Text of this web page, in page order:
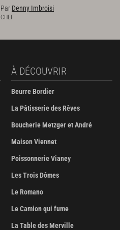
Par Denny Imbroisi
CHEF
À DÉCOUVRIR
Beurre Bordier
La Pâtisserie des Rêves
Boucherie Metzger et André
Maison Viennet
Poissonnerie Vianey
Les Trois Dômes
Le Romano
Le Camion qui fume
La Table des Merville